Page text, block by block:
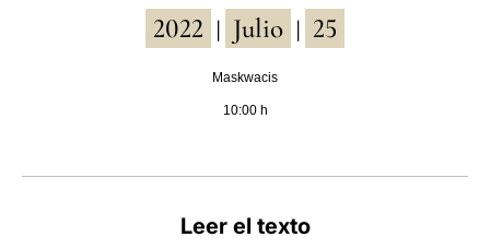
2022 Julio 25
Maskwacis
10:00 h
Leer el texto